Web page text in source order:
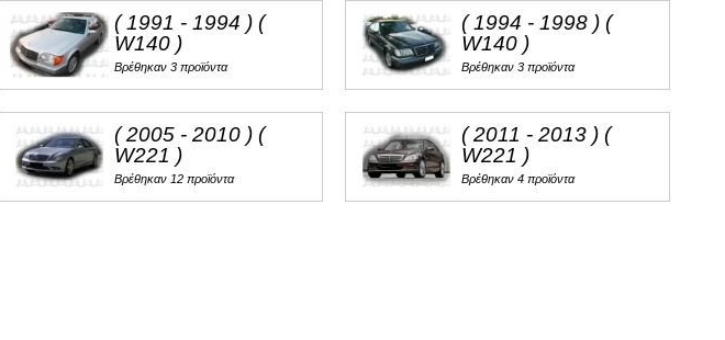
Φ
ΦΟΡΤΗΓΑ
( 1991 - 1994 ) (
W140 )
Βρέθηκαν 3 προϊόντα
( 1994 - 1998 ) (
W140 )
Βρέθηκαν 3 προϊόντα
( 2005 - 2010 ) (
W221 )
Βρέθηκαν 12 προϊόντα
( 2011 - 2013 ) (
W221 )
Βρέθηκαν 4 προϊόντα